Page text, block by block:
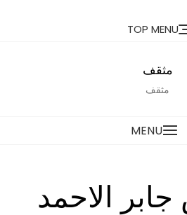
TOP MENU
مثقف
مثقف
MENU
الاحمد